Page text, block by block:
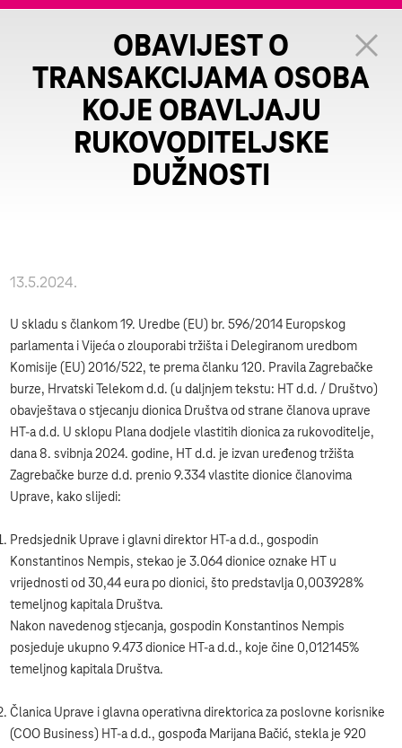
OBAVIJEST O
TRANSAKCIJAMA OSOBA
KOJE OBAVLJAJU
RUKOVODITELJSKE
DUŽNOSTI
13.5.2024.
U skladu s člankom 19. Uredbe (EU) br. 596/2014 Europskog
parlamenta i Vijeća o zlouporabi tržišta i Delegiranom uredbom
Komisije (EU) 2016/522, te prema članku 120. Pravila Zagrebačke
burze, Hrvatski Telekom d.d. (u daljnjem tekstu: HT d.d. / Društvo)
obavještava o stjecanju dionica Društva od strane članova uprave
HT-a d.d. U sklopu Plana dodjele vlastitih dionica za rukovoditelje,
dana 8. svibnja 2024. godine, HT d.d. je izvan uređenog tržišta
Zagrebačke burze d.d. prenio 9.334 vlastite dionice članovima
Uprave, kako slijedi:
Predsjednik Uprave i glavni direktor HT-a d.d., gospodin
Konstantinos Nempis, stekao je 3.064 dionice oznake HT u
vrijednosti od 30,44 eura po dionici, što predstavlja 0,003928%
temeljnog kapitala Društva.
Nakon navedenog stjecanja, gospodin Konstantinos Nempis
posjeduje ukupno 9.473 dionice HT-a d.d., koje čine 0,012145%
temeljnog kapitala Društva.
Članica Uprave i glavna operativna direktorica za poslovne korisnike
(COO Business) HT-a d.d., gospođa Marijana Bačić, stekla je 920